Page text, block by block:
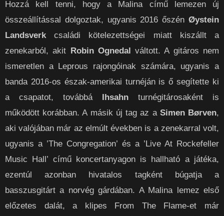
Hozzá kell tenni, hogy a Malina című lemezen új
összeállítással dolgoztak, ugyanis 2016 őszén Øystein
Landsverkcsaládi kötelezettségei miatt kiszállt a
zenekarból, akit Robin Ognedal váltott. A gitáros nem
ismeretlen a Leprous rajongóinak számára, ugyanis a
banda 2016-os észak-amerikai turnéján is ő segítette ki
a csapatot, továbbá Ihsahn turnégitárosaként is
működött korábban. A másik új tag az a Simen Børven,
aki valójában már az elmúlt években is a zenekarral volt,
ugyanis a ’The Congregation’ és a ’Live At Rockefeller
Music Hall’ című koncertanyagon is hallható a játéka,
ezentúl azonban hivatalos tagként búgatja a
basszusgitárt a norvég gárdában. A Malina lemez első
előzetes dalát, a klipes From The Flame-et már